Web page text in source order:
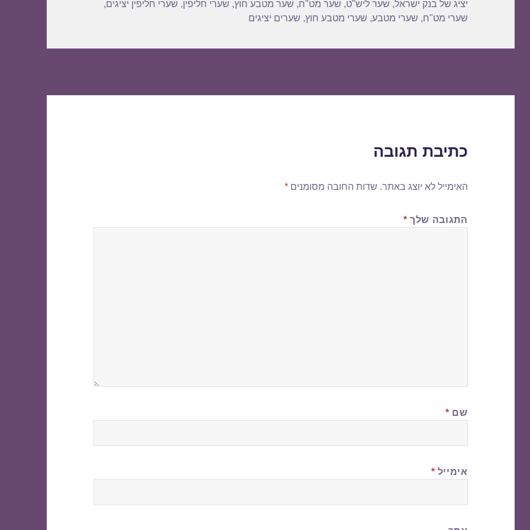
יציג של בנק ישראל, שער ליש"ט, שער מט"ח, שער מטבע חוץ, שערי חליפין, שערי חליפין יציגים,
שערי מט"ח, שערי מטבע, שערי מטבע חוץ, שערים יציגים
כתיבת תגובה
האימייל לא יוצג באתר. שדות החובה מסומנים*
התגובה שלך *
שם *
אימייל *